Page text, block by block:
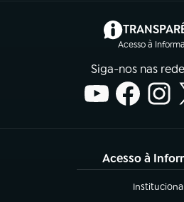
Acesso à
Siga-nos nas
Acesso à
(abre em